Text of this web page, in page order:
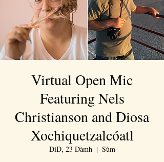
Virtual Open Mic
Featuring Nels
Christianson and Diosa
Xochiquetzalcóatl
DiD, 23 Dàmh
  |
Sùm